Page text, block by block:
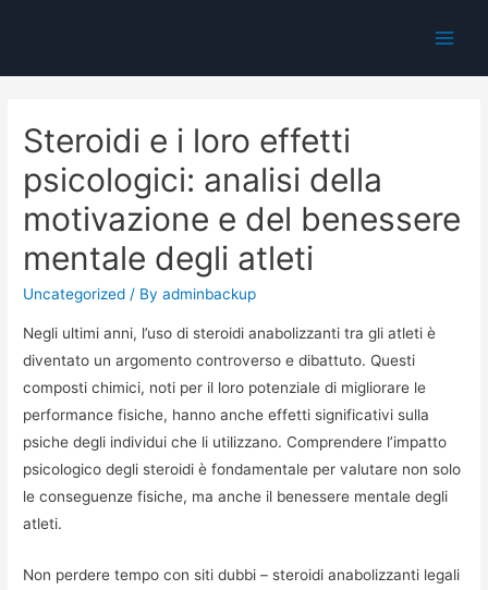
Steroidi e i loro effetti
psicologici: analisi della
motivazione e del benessere
mentale degli atleti
Uncategorized / Byadminbackup
Negli ultimi anni, l’uso di steroidi anabolizzanti tra gli atleti è
diventato un argomento controverso e dibattuto. Questi
composti chimici, noti per il loro potenziale di migliorare le
performance fisiche, hanno anche effetti significativi sulla
psiche degli individui che li utilizzano. Comprendere l’impatto
psicologico degli steroidi è fondamentale per valutare non solo
le conseguenze fisiche, ma anche il benessere mentale degli
atleti.
Non perdere tempo con siti dubbi – steroidi anabolizzanti legali